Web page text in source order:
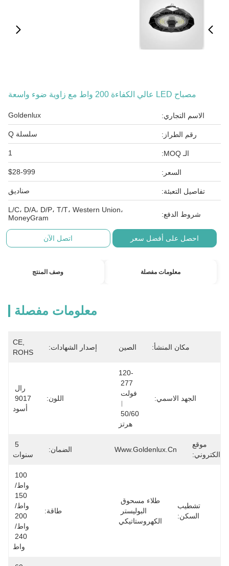
مصباح LED عالي الكفاءة 200 واط مع زاوية ضوء واسعة
الاسم التجاري: Goldenlux
رقم الطراز: سلسلة Q
الـ MOQ: 1
السعر: $28-999
تفاصيل التعبئة: صناديق
شروط الدفع:
L/C، D/A، D/P، T/T، Western Union،
MoneyGram
احصل على أفضل سعر اتصل الآن
معلومات مفصلة وصف المنتج
معلومات مفصلة
مكان المنشأ: الصين إصدار الشهادات:
CE,
ROHS
الجهد الاسمي:
120-
︱
هرتز
اللون:
أسود
موقع
الكتروني:
Www.goldenlux.cn الضمان:
سنوات
تشطيب
السكن:
الكهروستاتيكي
طاقة:
واط